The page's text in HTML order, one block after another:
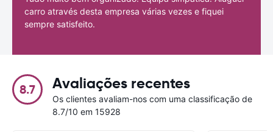
carro através desta empresa várias vezes e fiquei
sempre satisfeito.
8.7 Avaliações recentes
Os clientes avaliam-nos com uma classificação de
8.7/10 em 15928